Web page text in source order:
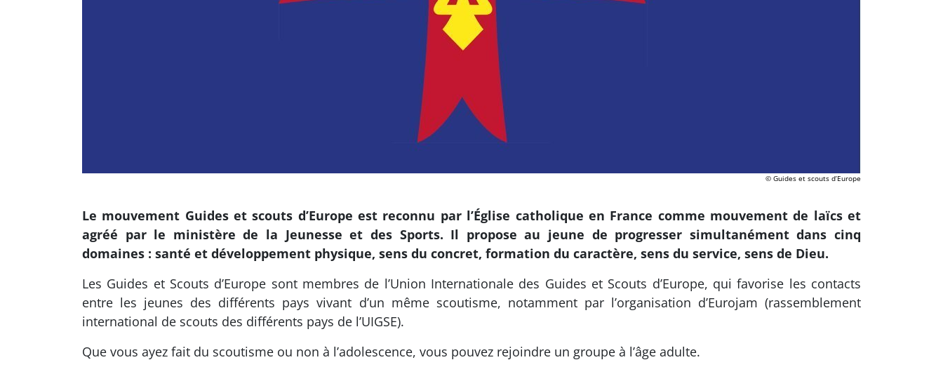
© Guides et scouts d’Europe
Le mouvement Guides et scouts d’Europe est reconnu par l’Église catholique en France comme mouvement de laïcs et
agréé par le ministère de la Jeunesse et des Sports. Il propose au jeune de progresser simultanément dans cinq
domaines : santé et développement physique, sens du concret, formation du caractère, sens du service, sens de Dieu.
Les Guides et Scouts d’Europe sont membres de l’Union Internationale des Guides et Scouts d’Europe, qui favorise les contacts
entre les jeunes des différents pays vivant d’un même scoutisme, notamment par l’organisation d’Eurojam (rassemblement
international de scouts des différents pays de l’UIGSE).
Que vous ayez fait du scoutisme ou non à l’adolescence, vous pouvez rejoindre un groupe à l’âge adulte.